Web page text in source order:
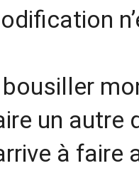
un autre
à faire